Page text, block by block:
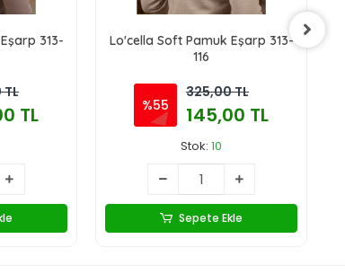
313-
TL
Lo'cella Soft Pamuk Eşarp 313-
116
%55
325,00 TL
145,00 TL
Stok: 10
Sepete Ekle